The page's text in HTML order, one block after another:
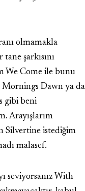
olmamakla
şarkısını
We Come ile bunu
Dawn ya da
gibi beni
Arayışlarım
Silvertine istediğim
malasef.
seviyorsanız With